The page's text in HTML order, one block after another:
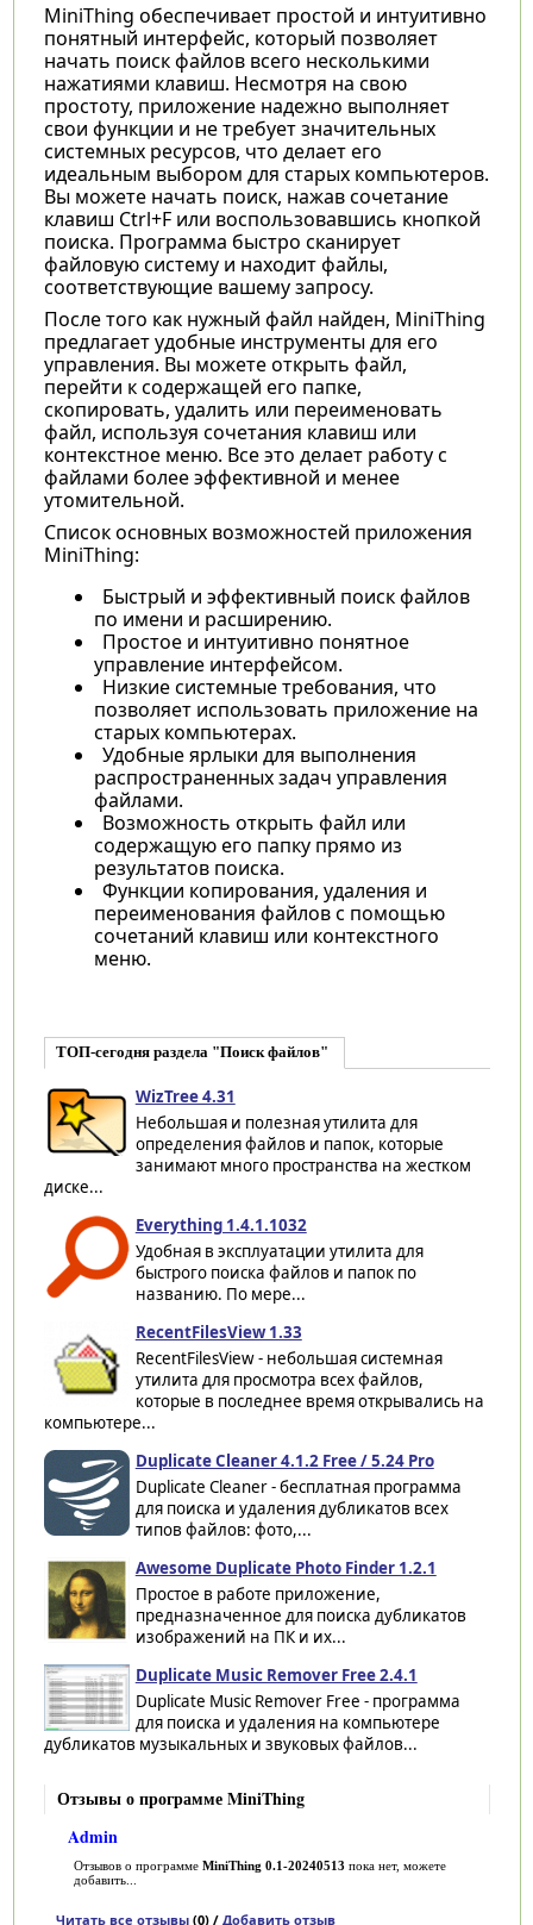
MiniThing обеспечивает простой и интуитивно
понятный интерфейс, который позволяет
начать поиск файлов всего несколькими
нажатиями клавиш. Несмотря на свою
простоту, приложение надежно выполняет
свои функции и не требует значительных
системных ресурсов, что делает его
идеальным выбором для старых компьютеров.
Вы можете начать поиск, нажав сочетание
клавиш Ctrl+F или воспользовавшись кнопкой
поиска. Программа быстро сканирует
файловую систему и находит файлы,
соответствующие вашему запросу.
После того как нужный файл найден, MiniThing
предлагает удобные инструменты для его
управления. Вы можете открыть файл,
перейти к содержащей его папке,
скопировать, удалить или переименовать
файл, используя сочетания клавиш или
контекстное меню. Все это делает работу с
файлами более эффективной и менее
утомительной.
Список основных возможностей приложения
MiniThing:
Быстрый и эффективный поиск файлов
по имени и расширению.
Простое и интуитивно понятное
управление интерфейсом.
Низкие системные требования, что
позволяет использовать приложение на
старых компьютерах.
Удобные ярлыки для выполнения
распространенных задач управления
файлами.
Возможность открыть файл или
содержащую его папку прямо из
результатов поиска.
Функции копирования, удаления и
переименования файлов с помощью
сочетаний клавиш или контекстного
меню.
ТОП-сегодня раздела "Поиск файлов"
WizTree 4.31
Небольшая и полезная утилита для
определения файлов и папок, которые
занимают много пространства на жестком
диске...
Everything 1.4.1.1032
Удобная в эксплуатации утилита для
быстрого поиска файлов и папок по
названию. По мере...
RecentFilesView 1.33
RecentFilesView - небольшая системная
утилита для просмотра всех файлов,
которые в последнее время открывались на
компьютере...
Duplicate Cleaner 4.1.2 Free / 5.24 Pro
Duplicate Cleaner - бесплатная программа
для поиска и удаления дубликатов всех
типов файлов: фото,...
Awesome Duplicate Photo Finder 1.2.1
Простое в работе приложение,
предназначенное для поиска дубликатов
изображений на ПК и их...
Duplicate Music Remover Free 2.4.1
Duplicate Music Remover Free - программа
для поиска и удаления на компьютере
дубликатов музыкальных и звуковых файлов...
Отзывы о программе MiniThing
Admin
Отзывов о программе MiniThing 0.1-20240513 пока нет, можете
добавить...
Читать все отзывы(0) / Добавить отзыв